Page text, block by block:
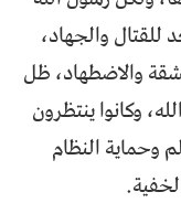
والجهاد،
والاضطهاد، ظل
وكانوا ينتظرون
وحماية النظام